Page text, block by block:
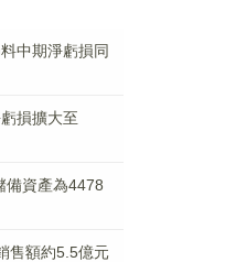
中期淨虧損同
損擴大至
備資產為4478
售額約5.5億元